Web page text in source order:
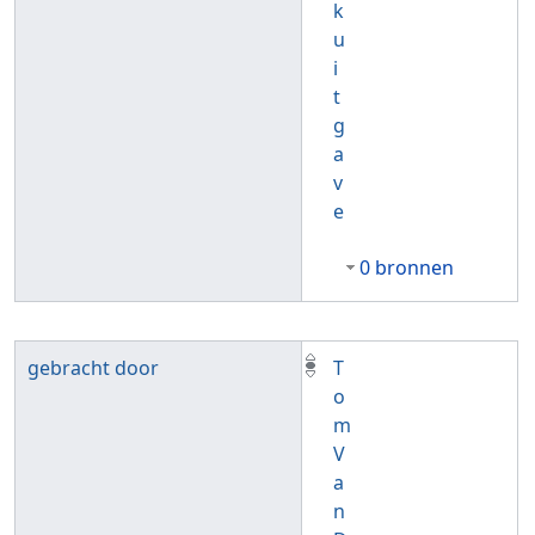
k
u
i
t
g
a
v
e
0 bronnen
gebracht door
T
o
m
V
a
n